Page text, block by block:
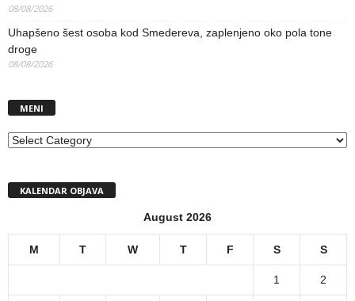
08/08/2026
Uhapšeno šest osoba kod Smedereva, zaplenjeno oko pola tone
droge
08/08/2026
MENI
MENI
KALENDAR OBJAVA
August 2026
M T W T F S S
1 2